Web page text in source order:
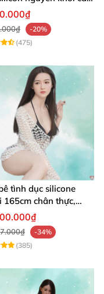
rẻ
-20%
(475)
tình dục silicone
165cm chân thực,
âm thanh sống
-34%
(385)